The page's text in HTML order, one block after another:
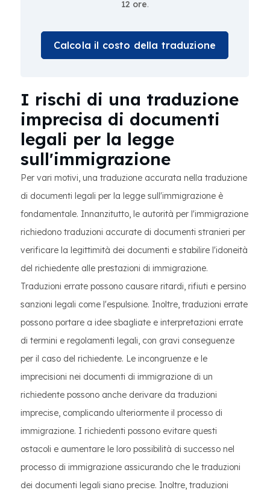
12 ore.
Calcola il costo della traduzione
I rischi di una traduzione
imprecisa di documenti
legali per la legge
sull'immigrazione
Per vari motivi, una traduzione accurata nella traduzione
di documenti legali per la legge sull'immigrazione è
fondamentale. Innanzitutto, le autorità per l'immigrazione
richiedono traduzioni accurate di documenti stranieri per
verificare la legittimità dei documenti e stabilire l'idoneità
del richiedente alle prestazioni di immigrazione.
Traduzioni errate possono causare ritardi, rifiuti e persino
sanzioni legali come l'espulsione. Inoltre, traduzioni errate
possono portare a idee sbagliate e interpretazioni errate
di termini e regolamenti legali, con gravi conseguenze
per il caso del richiedente. Le incongruenze e le
imprecisioni nei documenti di immigrazione di un
richiedente possono anche derivare da traduzioni
imprecise, complicando ulteriormente il processo di
immigrazione. I richiedenti possono evitare questi
ostacoli e aumentare le loro possibilità di successo nel
processo di immigrazione assicurando che le traduzioni
dei documenti legali siano precise. Inoltre, traduzioni